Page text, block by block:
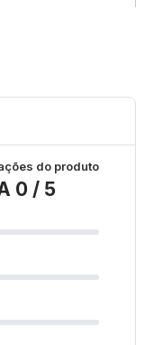
do produto
0 / 5